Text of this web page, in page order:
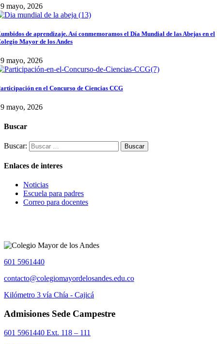
mayo, 2026
de aprendizaje. Así conmemoramos el Día Mundial de las Abejas en el
Mayor de los Andes
mayo, 2026
en el Concurso de Ciencias CCG
mayo, 2026
Buscar
Buscar:
Enlaces de interes
Noticias
Escuela para padres
Correo para docentes
601 5961440
contacto@colegiomayordelosandes.edu.co
Kilómetro 3 vía Chía - Cajicá
Admisiones Sede Campestre
601 5961440 Ext. 118 – 111